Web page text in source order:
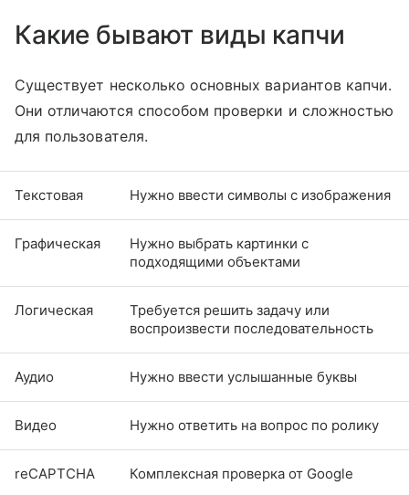
Какие бывают виды капчи
Существует несколько основных вариантов капчи.
Они отличаются способом проверки и сложностью
для пользователя.
Текстовая Нужно ввести символы с изображения
Графическая
Нужно выбрать картинки с
подходящими объектами
Логическая
Требуется решить задачу или
воспроизвести последовательность
Аудио Нужно ввести услышанные буквы
Видео Нужно ответить на вопрос по ролику
reCAPTCHA Комплексная проверка от Google